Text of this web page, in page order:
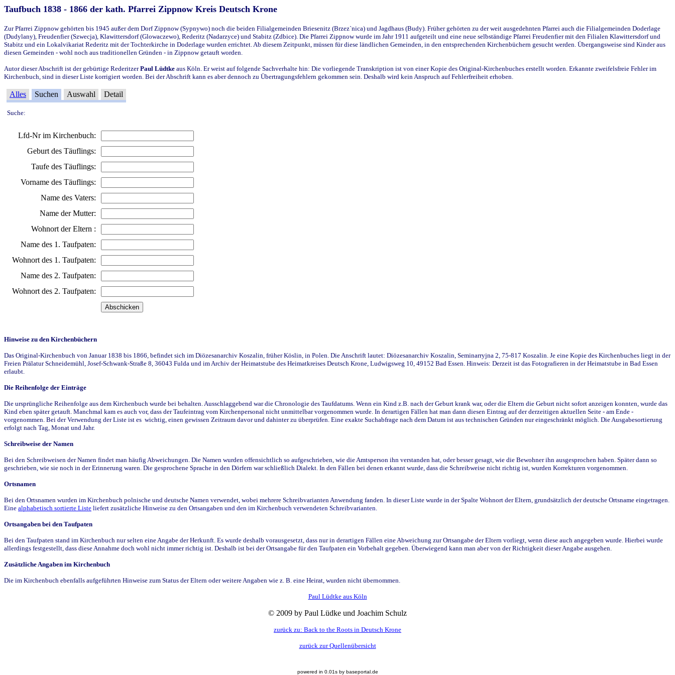
Taufbuch 1838 - 1866 der kath. Pfarrei Zippnow Kreis Deutsch Krone
Zur Pfarrei Zippnow gehörten bis 1945 außer dem Dorf Zippnow (Sypnywo) noch die beiden Filialgemeinden Briesenitz (Brzez`nica) und Jagdhaus (Budy). Früher gehörten zu der weit ausgedehnten Pfarrei auch die Filialgemeinden Doderlage
(Dudylany), Freudenfier (Szwecja), Klawittersdorf (Glowaczewo), Rederitz (Nadarzyce) und Stabitz (Zdbice). Die Pfarrei Zippnow wurde im Jahr 1911 aufgeteilt und eine neue selbständige Pfarrei Freudenfier mit den Filialen Klawittersdorf und
Stabitz und ein Lokalvikariat Rederitz mit der Tochterkirche in Doderlage wurden errichtet. Ab diesem Zeitpunkt, müssen für diese ländlichen Gemeinden, in den entsprechenden Kirchenbüchern gesucht werden. Übergangsweise sind Kinder aus
diesen Gemeinden - wohl noch aus traditionellen Gründen - in Zippnow getauft worden.
Autor dieser Abschrift ist der gebürtige RederitzerPaul Lüdtke aus Köln. Er weist auf folgende Sachverhalte hin: Die vorliegende Transkription ist von einer Kopie des Original-Kirchenbuches erstellt worden. Erkannte zweifelsfreie Fehler im
Kirchenbuch, sind in dieser Liste korrigiert worden. Bei der Abschrift kann es aber dennoch zu Übertragungsfehlern gekommen sein. Deshalb wird kein Anspruch auf Fehlerfreiheit erhoben.
Alles Suchen Auswahl Detail
Suche:
Lfd-Nr im Kirchenbuch:
Geburt des Täuflings:
Taufe des Täuflings:
Vorname des Täuflings:
Name des Vaters:
Name der Mutter:
Wohnort der Eltern :
Name des 1. Taufpaten:
Wohnort des 1. Taufpaten:
Name des 2. Taufpaten:
Wohnort des 2. Taufpaten:
Hinweise zu den Kirchenbüchern
Das Original-Kirchenbuch von Januar 1838 bis 1866, befindet sich im Diözesanarchiv Koszalin, früher Köslin, in Polen. Die Anschrift lautet: Diözesanarchiv Koszalin, Seminarryjna 2, 75-817 Koszalin. Je eine Kopie des Kirchenbuches liegt in der
Freien Prälatur Schneidemühl, Josef-Schwank-Straße 8, 36043 Fulda und im Archiv der Heimatstube des Heimatkreises Deutsch Krone, Ludwigsweg 10, 49152 Bad Essen. Hinweis: Derzeit ist das Fotografieren in der Heimatstube in Bad Essen
erlaubt.
Die Reihenfolge der Einträge
Die ursprüngliche Reihenfolge aus dem Kirchenbuch wurde bei behalten. Ausschlaggebend war die Chronologie des Taufdatums. Wenn ein Kind z.B. nach der Geburt krank war, oder die Eltern die Geburt nicht sofort anzeigen konnten, wurde das
Kind eben später getauft. Manchmal kam es auch vor, dass der Taufeintrag vom Kirchenpersonal nicht unmittelbar vorgenommen wurde. In derartigen Fällen hat man dann diesen Eintrag auf der derzeitigen aktuellen Seite - am Ende -
vorgenommen. Bei der Verwendung der Liste ist es wichtig, einen gewissen Zeitraum davor und dahinter zu überprüfen. Eine exakte Suchabfrage nach dem Datum ist aus technischen Gründen nur eingeschränkt möglich. Die Ausgabesortierung
erfolgt nach Tag, Monat und Jahr.
Schreibweise der Namen
Bei den Schreibweisen der Namen findet man häufig Abweichungen. Die Namen wurden offensichtlich so aufgeschrieben, wie die Amtsperson ihn verstanden hat, oder besser gesagt, wie die Bewohner ihn ausgesprochen haben. Später dann so
geschrieben, wie sie noch in der Erinnerung waren. Die gesprochene Sprache in den Dörfern war schließlich Dialekt. In den Fällen bei denen erkannt wurde, dass die Schreibweise nicht richtig ist, wurden Korrekturen vorgenommen.
Ortsnamen
Bei den Ortsnamen wurden im Kirchenbuch polnische und deutsche Namen verwendet, wobei mehrere Schreibvarianten Anwendung fanden. In dieser Liste wurde in der Spalte Wohnort der Eltern, grundsätzlich der deutsche Ortsname eingetragen.
Eine alphabetisch sortierte Liste liefert zusätzliche Hinweise zu den Ortsangaben und den im Kirchenbuch verwendeten Schreibvarianten.
Ortsangaben bei den Taufpaten
Bei den Taufpaten stand im Kirchenbuch nur selten eine Angabe der Herkunft. Es wurde deshalb vorausgesetzt, dass nur in derartigen Fällen eine Abweichung zur Ortsangabe der Eltern vorliegt, wenn diese auch angegeben wurde. Hierbei wurde
allerdings festgestellt, dass diese Annahme doch wohl nicht immer richtig ist. Deshalb ist bei der Ortsangabe für den Taufpaten ein Vorbehalt gegeben. Überwiegend kann man aber von der Richtigkeit dieser Angabe ausgehen.
Zusätzliche Angaben im Kirchenbuch
Die im Kirchenbuch ebenfalls aufgeführten Hinweise zum Status der Eltern oder weitere Angaben wie z. B. eine Heirat, wurden nicht übernommen.
Paul Lüdtke aus Köln
© 2009 by Paul Lüdke und Joachim Schulz
zurück zu: Back to the Roots in Deutsch Krone
zurück zur Quellenübersicht
powered in 0.01s by baseportal.de